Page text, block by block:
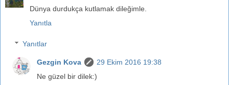
Dünya durdukça kutlamak dileğimle.
Yanıtla
Yanıtlar
Gezgin Kova
29 Ekim 2016 19:38
Ne güzel bir dilek:)